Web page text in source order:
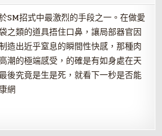
SM招式中最激烈的手段之一。在做愛
之類的道具捂住口鼻，讓局部器官因
造出近乎窒息的瞬間性快感，那種肉
潮的極端感受，的確是有如身處在天
後究竟是生是死，就看下一秒是否能
網